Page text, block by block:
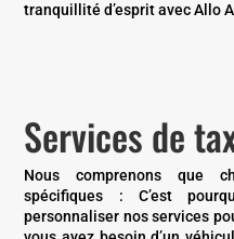
tranquillité d’esprit avec Allo
Services de
Nous comprenons que
spécifiques : C’est
personnaliser nos services